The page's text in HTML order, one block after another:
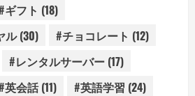
ギフト (18)
ル(30) #チョコレート (12)
#レンタルサーバー (17)
英会話(11) #英語学習 (24)